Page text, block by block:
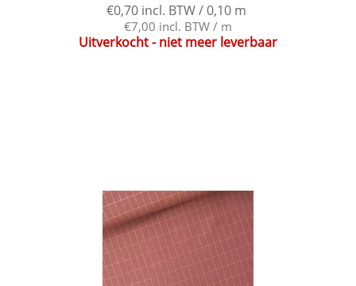
€0,70 incl. BTW / 0,10 m
€7,00 incl. BTW / m
Uitverkocht - niet meer leverbaar